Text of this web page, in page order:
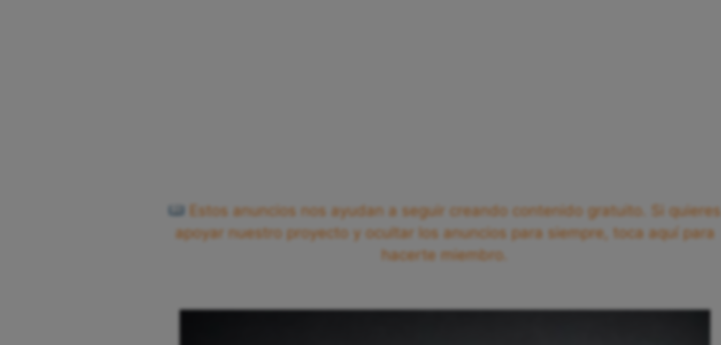
Estos anuncios nos ayudan a seguir creando contenido gratuito. Si quieres
apoyar nuestro proyecto y ocultar los anuncios para siempre, toca aquí para
hacerte miembro.